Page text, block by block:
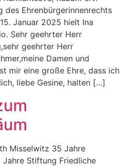
des Ehrenbürgerinnenrechts
Januar 2025 hielt Ina
Sehr geehrter Herr
geehrter Herr
Damen und
mir eine große Ehre, dass ich
liebe Gesine, halten […]
Misselwitz 35 Jahre
Jahre Stiftung Friedliche